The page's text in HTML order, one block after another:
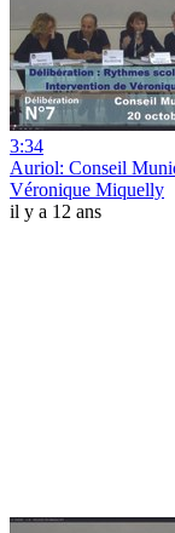
3:34
Auriol: Conseil
Véronique Miquelly
il y a 12 ans